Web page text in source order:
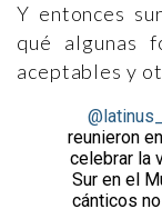
Y entonces
qué algunas
aceptables y
reunieron
celebrar la
Sur en el
cánticos